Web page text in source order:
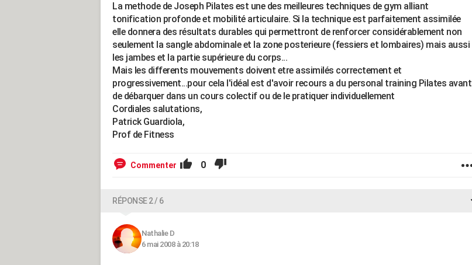
La methode de Joseph Pilates est une des meilleures techniques de gym alliant
tonification profonde et mobilité articulaire. Si la technique est parfaitement assimilée
elle donnera des résultats durables qui permettront de renforcer considérablement non
seulement la sangle abdominale et la zone posterieure (fessiers et lombaires) mais aussi
les jambes et la partie supérieure du corps...
Mais les differents mouvements doivent etre assimilés correctement et
progressivement...pour cela l'idéal est d'avoir recours a du personal training Pilates avant
de débarquer dans un cours colectif ou de le pratiquer individuellement
Cordiales salutations,
Patrick Guardiola,
Prof de Fitness
Commenter 0
RÉPONSE 2 / 6
Nathalie D
6 mai 2008 à 20:18